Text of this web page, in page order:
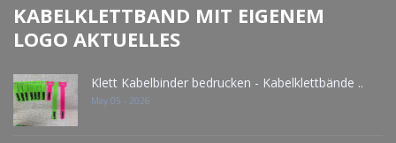
KABELKLETTBAND MIT EIGENEM
LOGO AKTUELLES
Klett Kabelbinder bedrucken - Kabelklettbände ..
May 05 - 2026